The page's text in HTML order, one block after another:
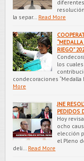
la separ…
Read More
RIEGO”
los
condecoraciones “Medalla
More
JNE
PEDIDOS
Hoy
ocho
elección
el Pleno
deli…
Read More